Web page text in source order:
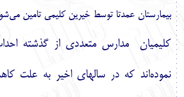
بيمارستان عمدتا توسط خيرين كليمي تامين
كليميان مدارس متعددي از گذشته
نموده‌اند كه در سالهاي اخير به علت